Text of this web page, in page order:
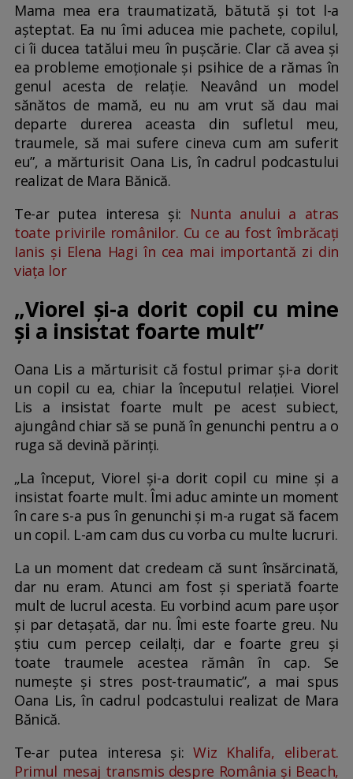
Mama mea era traumatizată, bătută și tot l-a
așteptat. Ea nu îmi aducea mie pachete, copilul,
ci îi ducea tatălui meu în pușcărie. Clar că avea și
ea probleme emoționale și psihice de a rămas în
genul acesta de relație. Neavând un model
sănătos de mamă, eu nu am vrut să dau mai
departe durerea aceasta din sufletul meu,
traumele, să mai sufere cineva cum am suferit
eu”, a mărturisit Oana Lis, în cadrul podcastului
realizat de Mara Bănică.
Te-ar putea interesa și: Nunta anului a atras
toate privirile românilor. Cu ce au fost îmbrăcați
Ianis și Elena Hagi în cea mai importantă zi din
viața lor
„Viorel și-a dorit copil cu mine
și a insistat foarte mult”
Oana Lis a mărturisit că fostul primar și-a dorit
un copil cu ea, chiar la începutul relației. Viorel
Lis a insistat foarte mult pe acest subiect,
ajungând chiar să se pună în genunchi pentru a o
ruga să devină părinți.
„La început, Viorel și-a dorit copil cu mine și a
insistat foarte mult. Îmi aduc aminte un moment
în care s-a pus în genunchi și m-a rugat să facem
un copil. L-am cam dus cu vorba cu multe lucruri.
La un moment dat credeam că sunt însărcinată,
dar nu eram. Atunci am fost și speriată foarte
mult de lucrul acesta. Eu vorbind acum pare ușor
și par detașată, dar nu. Îmi este foarte greu. Nu
știu cum percep ceilalți, dar e foarte greu și
toate traumele acestea rămân în cap. Se
numește și stres post-traumatic”, a mai spus
Oana Lis, în cadrul podcastului realizat de Mara
Bănică.
Te-ar putea interesa și:Wiz Khalifa, eliberat.
Primul mesaj transmis despre România și Beach,